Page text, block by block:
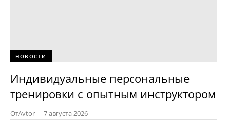
НОВОСТИ
Индивидуальные персональные
тренировки с опытным инструктором
ОтAvtor—7 августа 2026